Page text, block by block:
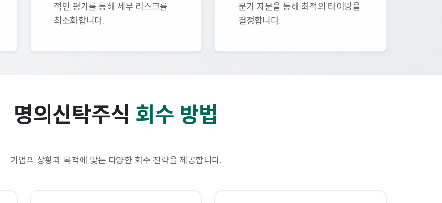
적인 평가를 통해 세무 리스크를
최소화합니다.
문가 자문을 통해 최적의 타이밍을
결정합니다.
명의신탁주식 회수 방법
기업의 상황과 목적에 맞는 다양한 회수 전략을 제공합니다.